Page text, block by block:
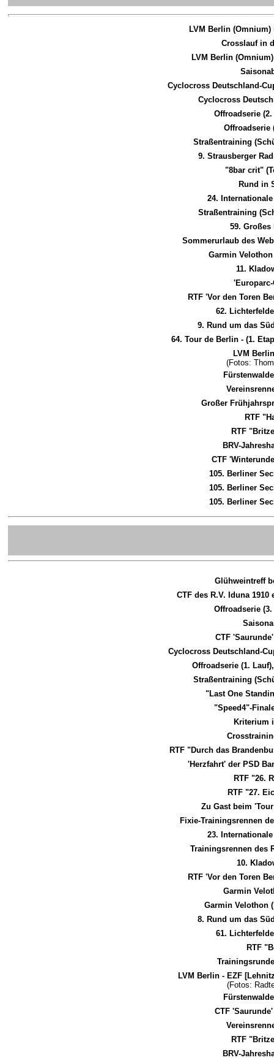
LVM Berlin
Crosslauf in
LVM Berlin
Cyclocross Deutschland-
Cyclocross
Offroadserie
Offroadserie
Straßentraining
9. Strausberger
"8bar crit"
Rund in
24.
Straßentraining
59.
Sommerurlaub des
Garmin
11.
RTF 'Vor den Toren
62.
9. Rund um das
64. Tour de Berlin - (1.
LVM
(Fotos:
Großer
RTF
RTF
BRV-
CTF
105. Berliner
105. Berliner
105. Berliner
Glühweintreff
CTF des R.V. Iduna
Offroadserie
CTF
Cyclocross Deutschland-
Offroadserie (1.
Straßentraining
"Last One
"Speed4"-
Kriterium
RTF "Durch das
'Herzfahrt' der PSD
RTF "26.
RTF "27.
Zu Gast beim
Fixie-Trainingsrennen
23.
Trainingsrennen des
10.
RTF 'Vor den Toren
Garmin
Garmin Velothon
8. Rund um das
61.
RTF
LVM Berlin - EZF
(Fotos:
CTF
RTF
BRV-